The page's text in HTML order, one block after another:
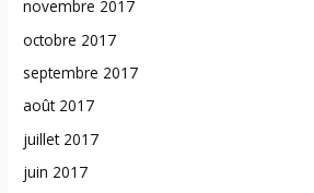
novembre 2017
octobre 2017
septembre 2017
août 2017
juillet 2017
juin 2017